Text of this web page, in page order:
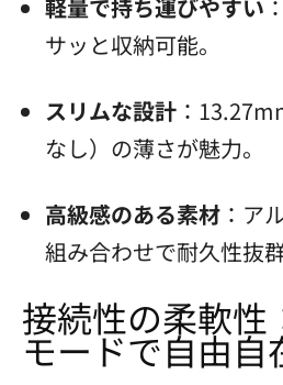
軽量で持ち運びやすい
サッと収納可能。
スリムな設計 ：
なし）の薄さが魅力。
高級感のある素材 ：ア
組み合わせで耐久性抜群
接続性の柔軟性
モードで自由自